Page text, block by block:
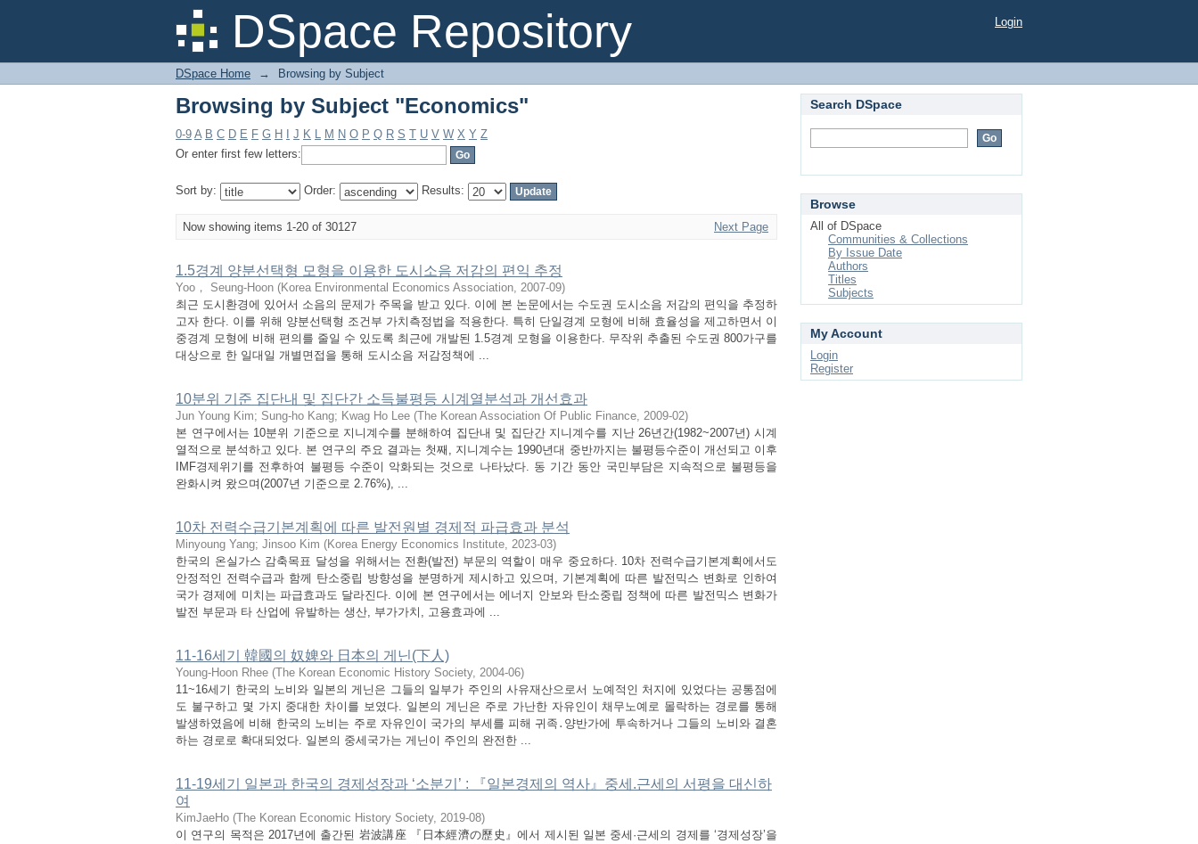
DSpace Repository
Browsing by Subject "Economics" Login
DSpace Home → Browsing by Subject
Browsing by Subject "Economics"
0-9 A B C D E F G H J K L M N O P Q R S T U V W X Y Z
Or enter first few letters:
Sort by: Order: Results:
Now showing items 1-20 of 30127 Next Page
1.5경계 양분선택형 모형을 이용한 도시소음 저감의 편익 추정
Yoo， Seung-Hoon (Korea Environmental Economics Association, 2007-09)
최근 도시환경에 있어서 소음의 문제가 주목을 받고 있다. 이에 본 논문에서는 수도권 도시소음 저감의 편익을 추정하
고자 한다. 이를 위해 양분선택형 조건부 가치측정법을 적용한다. 특히 단일경계 모형에 비해 효율성을 제고하면서 이
중경계 모형에 비해 편의를 줄일 수 있도록 최근에 개발된 1.5경계 모형을 이용한다. 무작위 추출된 수도권 800가구를
대상으로 한 일대일 개별면접을 통해 도시소음 저감정책에 ...
10분위 기준 집단내 및 집단간 소득불평등 시계열분석과 개선효과
Jun Young Kim; Sung-ho Kang; Kwag Ho Lee (The Korean Association Of Public Finance, 2009-02)
본 연구에서는 10분위 기준으로 지니계수를 분해하여 집단내 및 집단간 지니계수를 지난 26년간(1982~2007년) 시계
열적으로 분석하고 있다. 본 연구의 주요 결과는 첫째, 지니계수는 1990년대 중반까지는 불평등수준이 개선되고 이후
IMF경제위기를 전후하여 불평등 수준이 악화되는 것으로 나타났다. 동 기간 동안 국민부담은 지속적으로 불평등을
완화시켜 왔으며(2007년 기준으로 2.76%), ...
10차 전력수급기본계획에 따른 발전원별 경제적 파급효과 분석
Minyoung Yang; Jinsoo Kim (Korea Energy Economics Institute, 2023-03)
한국의 온실가스 감축목표 달성을 위해서는 전환(발전) 부문의 역할이 매우 중요하다. 10차 전력수급기본계획에서도
안정적인 전력수급과 함께 탄소중립 방향성을 분명하게 제시하고 있으며, 기본계획에 따른 발전믹스 변화로 인하여
국가 경제에 미치는 파급효과도 달라진다. 이에 본 연구에서는 에너지 안보와 탄소중립 정책에 따른 발전믹스 변화가
발전 부문과 타 산업에 유발하는 생산, 부가가치, 고용효과에 ...
11-16세기 韓國의 奴婢와 日本의 게닌(下人)
Young-Hoon Rhee (The Korean Economic History Society, 2004-06)
11~16세기 한국의 노비와 일본의 게닌은 그들의 일부가 주인의 사유재산으로서 노예적인 처지에 있었다는 공통점에
도 불구하고 몇 가지 중대한 차이를 보였다. 일본의 게닌은 주로 가난한 자유인이 채무노예로 몰락하는 경로를 통해
발생하였음에 비해 한국의 노비는 주로 자유인이 국가의 부세를 피해 귀족․양반가에 투속하거나 그들의 노비와 결혼
하는 경로로 확대되었다. 일본의 중세국가는 게닌이 주인의 완전한 ...
11-19세기 일본과 한국의 경제성장과 ‘소분기’ : 『일본경제의 역사』중세.근세의 서평을 대신하
여
KimJaeHo (The Korean Economic History Society, 2019-08)
이 연구의 목적은 2017년에 출간된 岩波講座 『日本經濟の歷史』에서 제시된 일본 중세·근세의 경제를 ‘경제성장’을
Search DSpace
Browse
All of DSpace
Communities & Collections
By Issue Date
Authors
Titles
Subjects
My Account
Login
Register